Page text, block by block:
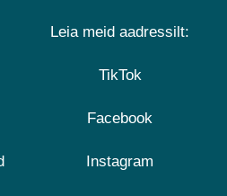
Leia meid aadressilt:
TikTok
Facebook
Instagram